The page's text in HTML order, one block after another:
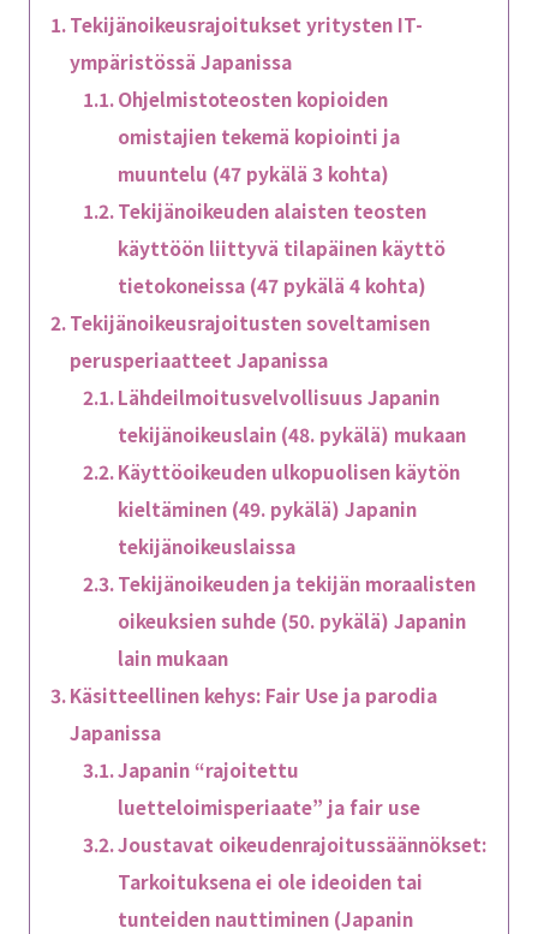
Tekijänoikeusrajoitukset yritysten IT-
ympäristössä Japanissa
Ohjelmistoteosten kopioiden
omistajien tekemä kopiointi ja
muuntelu (47 pykälä 3 kohta)
Tekijänoikeuden alaisten teosten
käyttöön liittyvä tilapäinen käyttö
tietokoneissa (47 pykälä 4 kohta)
Tekijänoikeusrajoitusten soveltamisen
perusperiaatteet Japanissa
Lähdeilmoitusvelvollisuus Japanin
tekijänoikeuslain (48. pykälä) mukaan
Käyttöoikeuden ulkopuolisen käytön
kieltäminen (49. pykälä) Japanin
tekijänoikeuslaissa
Tekijänoikeuden ja tekijän moraalisten
oikeuksien suhde (50. pykälä) Japanin
lain mukaan
Käsitteellinen kehys: Fair Use ja parodia
Japanissa
Japanin “rajoitettu
luetteloimisperiaate” ja fair use
Joustavat oikeudenrajoitussäännökset:
Tarkoituksena ei ole ideoiden tai
tunteiden nauttiminen (Japanin